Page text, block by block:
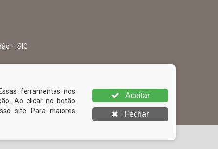
SITE
ferramentas nos
Ao clicar no botão
site. Para maiores
Aceitar
Fechar